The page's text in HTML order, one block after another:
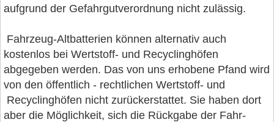
aufgrund der Gefahrgutverordnung nicht zulässig.
Fahrzeug-Altbatterien können alternativ auch
kostenlos bei Wertstoff- und Recyclinghöfen
abgegeben werden. Das von uns erhobene Pfand wird
von den öffentlich - rechtlichen Wertstoff- und
Recyclinghöfen nicht zurückerstattet. Sie haben dort
aber die Möglichkeit, sich die Rückgabe der Fahr-